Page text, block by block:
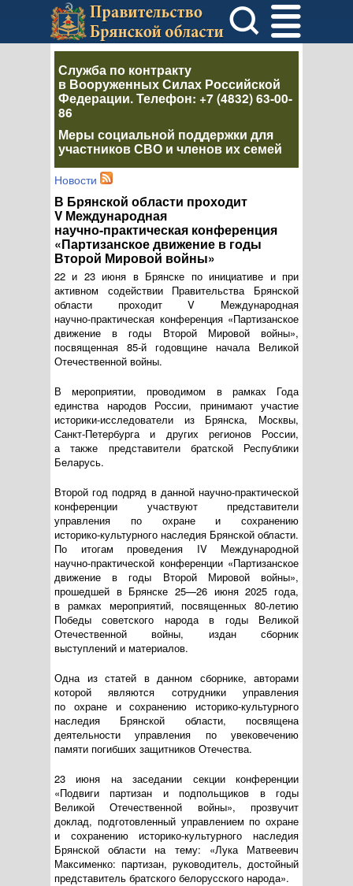
Служба по контракту
в Вооруженных Силах Российской
Федерации. Телефон: +7 (4832) 63-00-
86
Меры социальной поддержки для
участников СВО и членов их семей
Новости
В Брянской области проходит
V Международная
научно-практическая конференция
«Партизанское движение в годы
Второй Мировой войны»
22 и 23 июня в Брянске по инициативе и при
активном содействии Правительства Брянской
области проходит V Международная
научно-практическая конференция «Партизанское
движение в годы Второй Мировой войны»,
посвященная 85-й годовщине начала Великой
Отечественной войны.
В мероприятии, проводимом в рамках Года
единства народов России, принимают участие
историки-исследователи из Брянска, Москвы,
Санкт-Петербургаи других регионов России,
а также представители братской Республики
Беларусь.
Второй год подряд в данной научно-практической
конференции участвуют представители
управления по охране и сохранению
историко-культурного наследия Брянской области.
По итогам проведения IV Международной
научно-практической конференции «Партизанское
движение в годы Второй Мировой войны»,
прошедшей в Брянске 25—26 июня2025 года,
в рамках мероприятий, посвященных 80-летию
Победы советского народа в годы Великой
Отечественной войны, издан сборник
выступлений и материалов.
Одна из статей в данном сборнике, авторами
которой являются сотрудники управления
по охране и сохранению историко-культурного
наследия Брянской области, посвящена
деятельности управления по увековечению
памяти погибших защитников Отечества.
23 июня на заседании секции конференции
«Подвиги партизан и подпольщиков в годы
Великой Отечественной войны», прозвучит
доклад, подготовленный управлением по охране
и сохранениюисторико-культурного наследия
Брянской области на тему: «Лука Матвеевич
Максименко: партизан, руководитель, достойный
представитель братского белорусского народа».